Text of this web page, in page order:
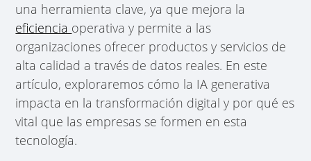
una herramienta clave, ya que mejora la
eficiencia operativa y permite a las
organizaciones ofrecer productos y servicios de
alta calidad a través de datos reales. En este
artículo, exploraremos cómo la IA generativa
impacta en la transformación digital y por qué es
vital que las empresas se formen en esta
tecnología.